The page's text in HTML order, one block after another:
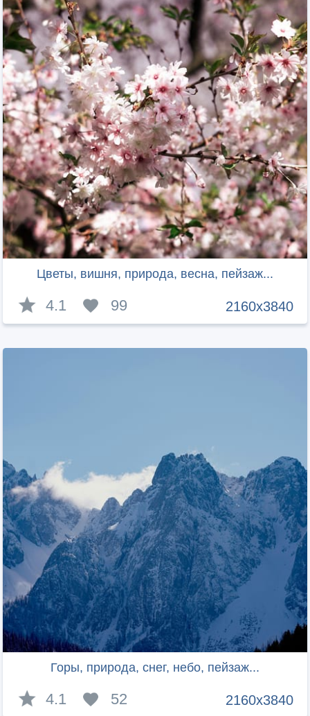
Цветы, вишня, природа, весна, пейзаж...
2160x3840
4.1 99
Горы, природа, снег, небо, пейзаж...
2160x3840
4.1 52